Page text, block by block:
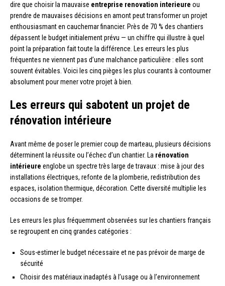
dire que choisir la mauvaise entreprise renovation interieure ou
prendre de mauvaises décisions en amont peut transformer un projet
enthousiasmant en cauchemar financier. Près de 70 % des chantiers
dépassent le budget initialement prévu — un chiffre qui illustre à quel
point la préparation fait toute la différence. Les erreurs les plus
fréquentes ne viennent pas d’une malchance particulière : elles sont
souvent évitables. Voici les cinq pièges les plus courants à contourner
absolument pour mener votre projet à bien.
Les erreurs qui sabotent un projet de
rénovation intérieure
Avant même de poser le premier coup de marteau, plusieurs décisions
déterminent la réussite ou l’échec d’un chantier. La rénovation
intérieure englobe un spectre très large de travaux : mise à jour des
installations électriques, refonte de la plomberie, redistribution des
espaces, isolation thermique, décoration. Cette diversité multiplie les
occasions de se tromper.
Les erreurs les plus fréquemment observées sur les chantiers français
se regroupent en cinq grandes catégories :
Sous-estimer le budget nécessaire et ne pas prévoir de marge de
sécurité
Choisir des matériaux inadaptés à l’usage ou à l’environnement